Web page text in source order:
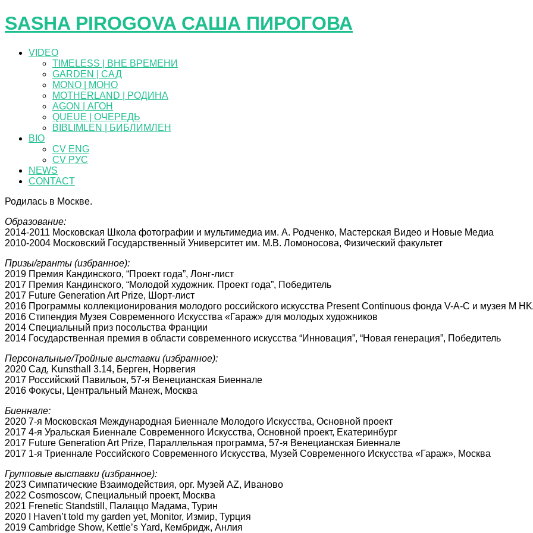
SASHA PIROGOVA САША ПИРОГОВА
VIDEO
TIMELESS | ВНЕ ВРЕМЕНИ
GARDEN | САД
MONO | МОНО
MOTHERLAND | РОДИНА
AGON | АГОН
QUEUE | ОЧЕРЕДЬ
BIBLIMLEN | БИБЛИМЛЕН
BIO
CV ENG
CV РУС
NEWS
CONTACT
Родилась в Москве.
Образование:
2014-2011 Московская Школа фотографии и мультимедиа им. А. Родченко, Мастерская Видео и Новые Медиа
2010-2004 Московский Государственный Университет им. М.В. Ломоносова, Физический факультет
Призы/гранты (избранное):
2019 Премия Кандинского, “Проект года”, Лонг-лист
2017 Премия Кандинского, “Молодой художник. Проект года”, Победитель
2017 Future Generation Art Prize, Шорт-лист
2016 Программы коллекционирования молодого российского искусства Present Continuous фонда V-A-C и музея M
2016 Стипендия Музея Современного Искусства «Гараж» для молодых художников
2014 Специальный приз посольства Франции
2014 Государственная премия в области современного искусства “Инновация”, “Новая генерация”, Победитель
Пeрсональные/Тройные выставки (избранное):
2020 Сад, Kunsthall 3.14, Берген, Норвегия
2017 Российский Павильон, 57-я Венецианская Биеннале
2016 Фокусы, Центральный Манеж, Москва
Биеннале:
2020 7-я Московская Международная Биеннале Молодого Искусства, Основной проект
2017 4-я Уральская Биеннале Современного Искусства, Основной проект, Екатеринбург
2017 Future Generation Art Prize, Параллельная программа, 57-я Венецианская Биеннале
2017 1-я Триеннале Российского Современного Искусства, Музей Современного Искусства «Гараж», Москва
Групповые выставки (избранное):
2023 Симпатические Взаимодействия, орг. Музей AZ, Иваново
2022 Cosmoscow, Специальный проект, Москва
2021 Frenetic Standstill, Палаццо Мадама, Турин
2020 I Haven’t told my garden yet, Monitor, Измир, Турция
2019 Cambridge Show, Kettle’s Yard, Кембридж, Анлия